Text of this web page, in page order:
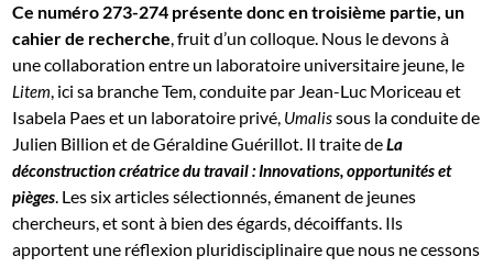
Ce numéro 273-274 présente donc en troisième partie, un
cahier de recherche, fruit d’un colloque. Nous le devons à
une collaboration entre un laboratoire universitaire jeune, le
Litem, ici sa branche Tem, conduite par Jean-Luc Moriceau et
Isabela Paes et un laboratoire privé, Umalissous la conduite de
Julien Billion et de Géraldine Guérillot. Il traite deLa
déconstruction créatrice du travail : Innovations, opportunités et
pièges. Les six articles sélectionnés, émanent de jeunes
chercheurs, et sont à bien des égards, décoiffants. Ils
apportent une réflexion pluridisciplinaire que nous ne cessons